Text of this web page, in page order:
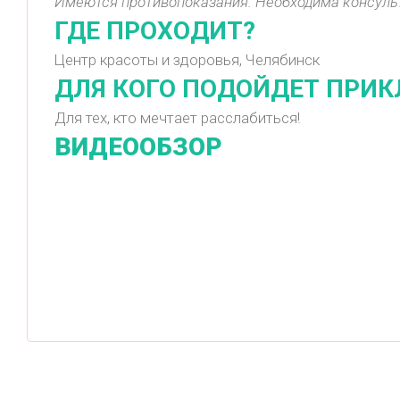
ГДЕ ПРОХОДИТ?
Центр красоты и здоровья, Челябинск
ДЛЯ КОГО ПОДОЙДЕТ
Для тех, кто мечтает расслабиться!
ВИДЕООБЗОР